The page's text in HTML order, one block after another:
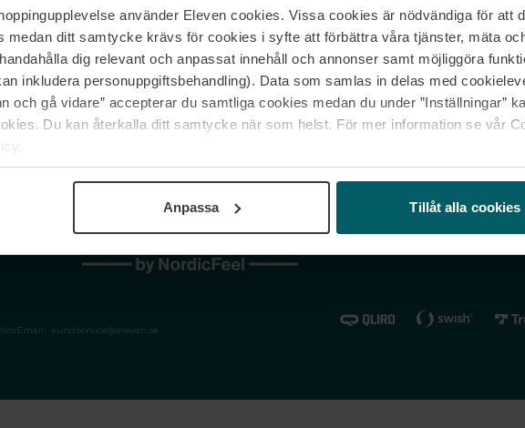
använder Eleven cookies. Vissa cookies är nödvändiga för att
medan ditt samtycke krävs för cookies i syfte att förbättra våra tjänster, mäta
dig relevant och anpassat innehåll och annonser samt möjliggöra
inkludera personuppgiftsbehandling). Data som samlas in delas med
och gå vidare” accepterar du samtliga cookies medan du under ”Inställningar”
Du kan återkalla ditt samtycke när som helst. För mer information se vår
Anpassa Tillåt alla cookies
Om oss
Jobba hos oss
Våra varumärken
Kontakta oss
Vanliga frågor & svar
Spåra min beställning
reklamationer
Email: kundservice@eleven.se